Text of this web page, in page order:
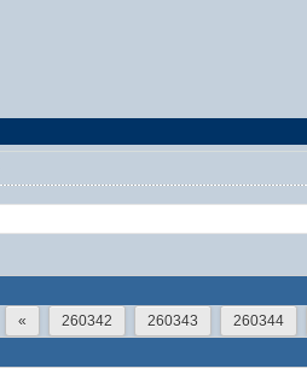
« 260342 260343 260344